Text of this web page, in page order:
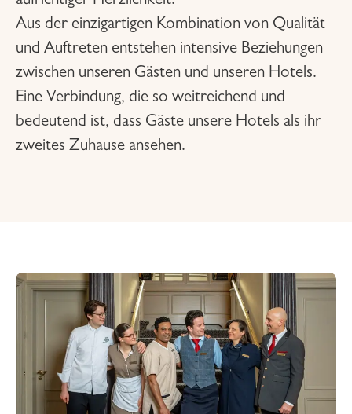
Aus der einzigartigen Kombination von Qualität
und Auftreten entstehen intensive Beziehungen
zwischen unseren Gästen und unseren Hotels.
Eine Verbindung, die so weitreichend und
bedeutend ist, dass Gäste unsere Hotels als ihr
zweites Zuhause ansehen.